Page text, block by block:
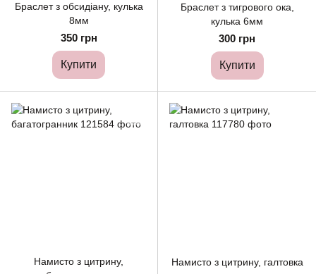
Браслет з обсидіану, кулька
8мм
350 грн
Купити
Браслет з тигрового ока,
кулька 6мм
300 грн
Купити
Намисто з цитрину,
Намисто з цитрину, галтовка